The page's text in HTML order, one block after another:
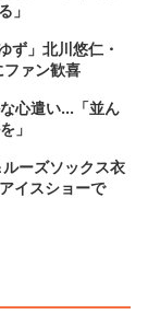
」
ず」北川悠仁・
ァン歓喜
心遣い...「並ん
」
ーズソックス衣
イスショーで